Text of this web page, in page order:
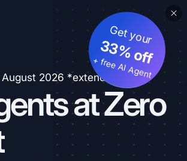
2026 *extended
at Zero
Get your
33% off
+ free AI Agent